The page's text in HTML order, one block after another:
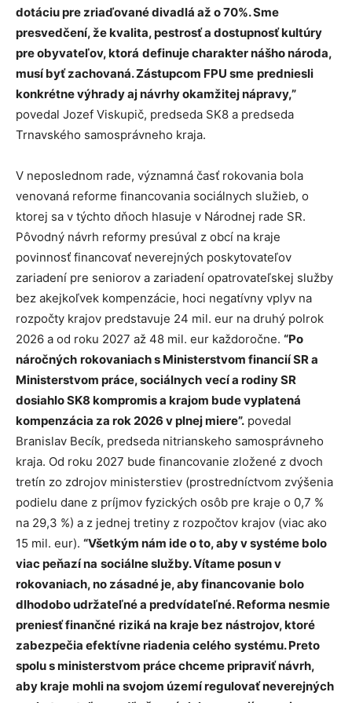
dotáciu pre zriaďované divadlá až o 70%. Sme
presvedčení, že kvalita, pestrosť a dostupnosť kultúry
pre obyvateľov, ktorá definuje charakter nášho národa,
musí byť zachovaná. Zástupcom FPU sme predniesli
konkrétne výhrady aj návrhy okamžitej nápravy,”
povedal Jozef Viskupič, predseda SK8 a predseda
Trnavského samosprávneho kraja.
V neposlednom rade, významná časť rokovania bola
venovaná reforme financovania sociálnych služieb, o
ktorej sa v týchto dňoch hlasuje v Národnej rade SR.
Pôvodný návrh reformy presúval z obcí na kraje
povinnosť financovať neverejných poskytovateľov
zariadení pre seniorov a zariadení opatrovateľskej služby
bez akejkoľvek kompenzácie, hoci negatívny vplyv na
rozpočty krajov predstavuje 24 mil. eur na druhý polrok
2026 a od roku 2027 až 48 mil. eur každoročne. “Po
náročných rokovaniach s Ministerstvom financií SR a
Ministerstvom práce, sociálnych vecí a rodiny SR
dosiahlo SK8 kompromis a krajom bude vyplatená
kompenzácia za rok 2026 v plnej miere”. povedal
Branislav Becík, predseda nitrianskeho samosprávneho
kraja. Od roku 2027 bude financovanie zložené z dvoch
tretín zo zdrojov ministerstiev (prostredníctvom zvýšenia
podielu dane z príjmov fyzických osôb pre kraje o 0,7 %
na 29,3 %) a z jednej tretiny z rozpočtov krajov (viac ako
15 mil. eur). “Všetkým nám ide o to, aby v systéme bolo
viac peňazí na sociálne služby. Vítame posun v
rokovaniach, no zásadné je, aby financovanie bolo
dlhodobo udržateľné a predvídateľné. Reforma nesmie
preniesť finančné riziká na kraje bez nástrojov, ktoré
zabezpečia efektívne riadenia celého systému. Preto
spolu s ministerstvom práce chceme pripraviť návrh,
aby kraje mohli na svojom území regulovať neverejných